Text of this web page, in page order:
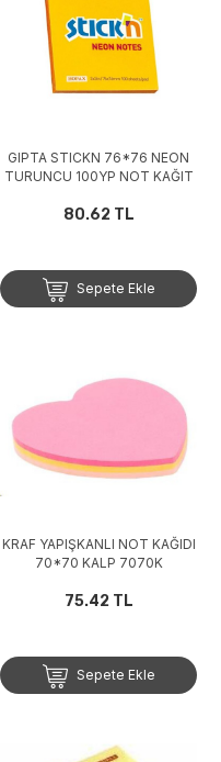
GIPTA STICKN 76*76 NEON
TURUNCU 100YP NOT KAĞIT
80.62 TL
Sepete Ekle
KRAF YAPIŞKANLI NOT KAĞIDI
70*70 KALP 7070K
75.42 TL
Sepete Ekle